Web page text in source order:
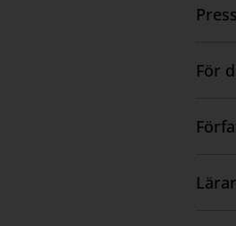
Visa
För
Visa
Visa
Visa